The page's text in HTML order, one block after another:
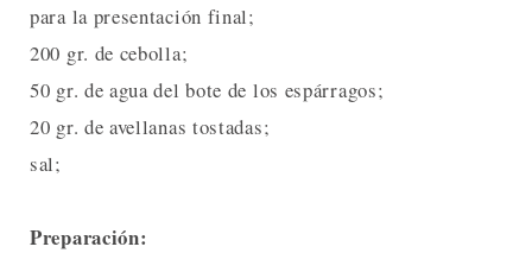
para la presentación final;
200 gr. de cebolla;
50 gr. de agua del bote de los espárragos;
20 gr. de avellanas tostadas;
sal;
Preparación: